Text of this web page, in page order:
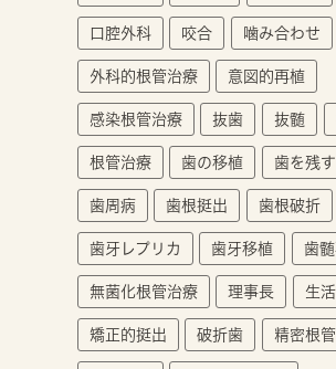
口腔外科 咬合 噛み合わせ
外科的根管治療 意図的再植
感染根管治療 抜歯 抜髄
根管治療 歯の移植 歯を残す
歯周病 歯根挺出 歯根破折
歯牙レプリカ 歯牙移植 歯
無菌化根管治療 理事長 生
矯正的挺出 破折歯 精密根